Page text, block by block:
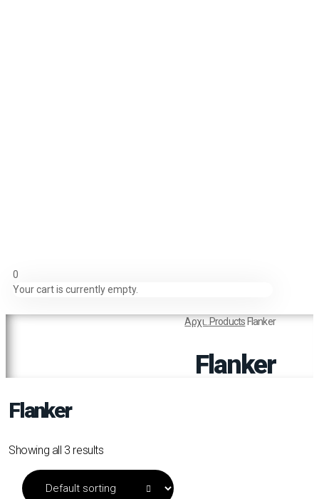
0
Your cart is currently empty.
Αρχι...ProductsFlanker
Flanker
Flanker
Showing all 3 results